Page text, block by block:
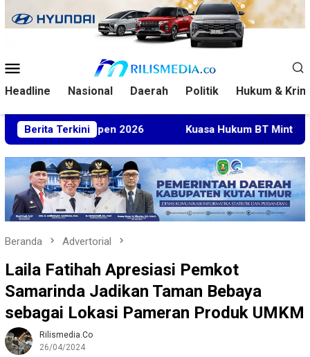
ke
Mobile
Headline Nasional Daerah Politik Hukum &
Berita Terkini
Open 2026 Kuasa Hukum BT Minta Dakwaan
Beranda Advertorial
Laila Fatihah Apresiasi Pemkot
Samarinda Jadikan Taman Bebaya
sebagai Lokasi Pameran Produk UMKM
Rilismedia.co
26/04/2024